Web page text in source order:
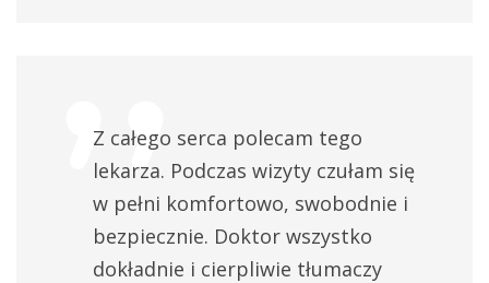
Indywidualnie
markery nowotworowe Indywidualnie
Z całego serca polecam tego
lekarza. Podczas wizyty czułam się
w pełni komfortowo, swobodnie i
bezpiecznie. Doktor wszystko
dokładnie i cierpliwie tłumaczy